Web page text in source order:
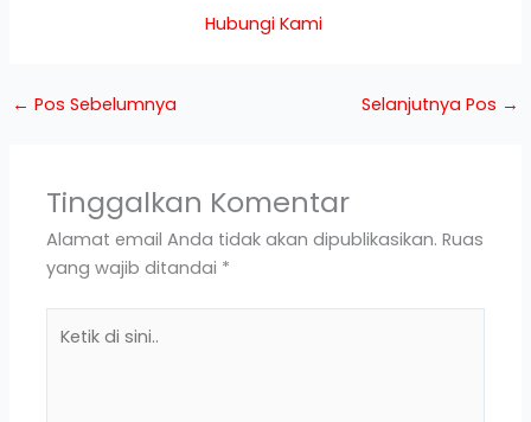
Hubungi Kami
← Pos Sebelumnya Selanjutnya Pos →
Tinggalkan Komentar
Alamat email Anda tidak akan dipublikasikan. Ruas
yang wajib ditandai *
di